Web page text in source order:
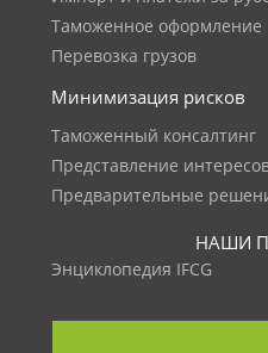
Таможенное оформление
Перевозка грузов
Минимизация рисков
Таможенный консалтинг
Представление
Предварительные
НАШИ
Энциклопедия IFCG